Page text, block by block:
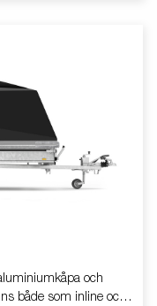
och
både som inline och